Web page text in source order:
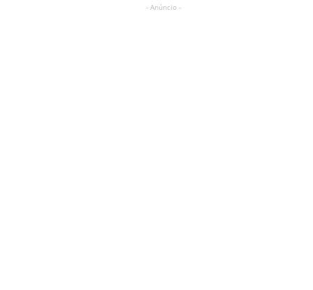
- Anúncio -